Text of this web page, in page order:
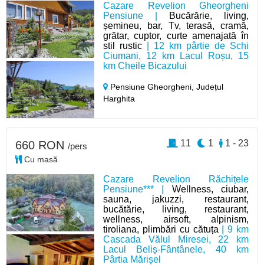
Cazare Revelion Gheorgheni
Pensiune |
Bucărărie, living,
șemineu, bar, Tv, terasă, cramă,
grătar, cuptor, curte amenajată în
stil rustic | 12 km pârtie de Schi
Ciumani, 12 km Lacul Roșu, 15
km Cheile Bicazului
Pensiune Gheorgheni,Județul
Harghita
Cazare Revelion Răchițele
Pensiune*** | Wellness, ciubar,
sauna, jakuzzi, restaurant,
bucătărie, living, restaurant,
wellness, airsoft, alpinism,
tiroliana, plimbări cu cătuța | 9 km
Cascada Vălul Miresei, 22 km
Lacul Beliș-Fântânele, 40 km
Pârtia Mărișel
660 RON /pers
Cu masă
1 - 23
1
11